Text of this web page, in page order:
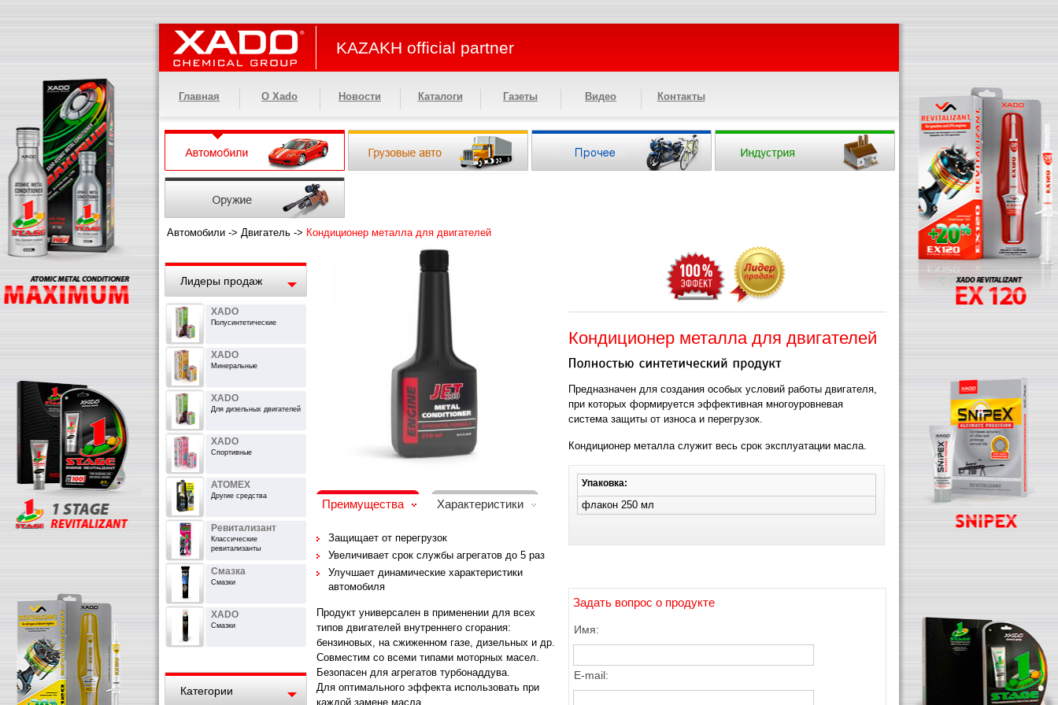
KAZAKH official partner
Главная О Xado Новости Каталоги Газеты Видео Контакты
Автомобили -> Двигатель -> Кондиционер металла для двигателей
Лидеры продаж
XADO
Полусинтетические
XADO
Минеральные
XADO
Для дизельных двигателей
XADO
Спортивные
ATOMEX
Другие средства
Ревитализант
Классические
ревитализанты
Смазка
Смазки
XADO
Смазки
Категории
Преимущества Характеристики
Защищает от перегрузок
Увеличивает срок службы агрегатов до 5 раз
Улучшает динамические характеристики
автомобиля
Продукт универсален в применении для всех
типов двигателей внутреннего сгорания:
бензиновых, на сжиженном газе, дизельных и др.
Совместим со всеми типами моторных масел.
Безопасен для агрегатов турбонаддува.
Для оптимального эффекта использовать при
каждой замене масла.
Кондиционер металла для двигателей
Предназначен для создания особых условий работы двигателя,
при которых формируется эффективная многоуровневая
система защиты от износа и перегрузок.
Кондиционер металла служит весь срок эксплуатации масла.
Упаковка:
флакон 250 мл
Задать вопрос о продукте
Имя:
E-mail: